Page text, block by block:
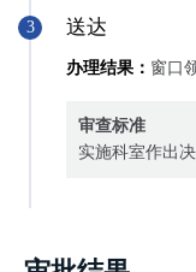
3 送达
办理结果： 窗口
审查标准
实施科室作出